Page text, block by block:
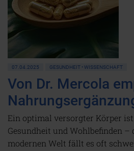
07.04.2025 GESUNDHEIT • WISSENSCHAFT
Von Dr. Mercola
Ein optimal versorgter Körper
Gesundheit und Wohlbefinden –
modernen Welt fällt es oft